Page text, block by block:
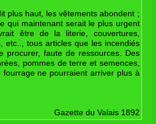
plus haut, les vêtements abondent ;
qui maintenant serait le plus urgent
être de la literie, couvertures,
etc.., tous articles que les incendiés
procurer, faute de ressources. Des
pommes de terre et semences,
ne pourraient arriver plus à
Gazette du Valais 1892